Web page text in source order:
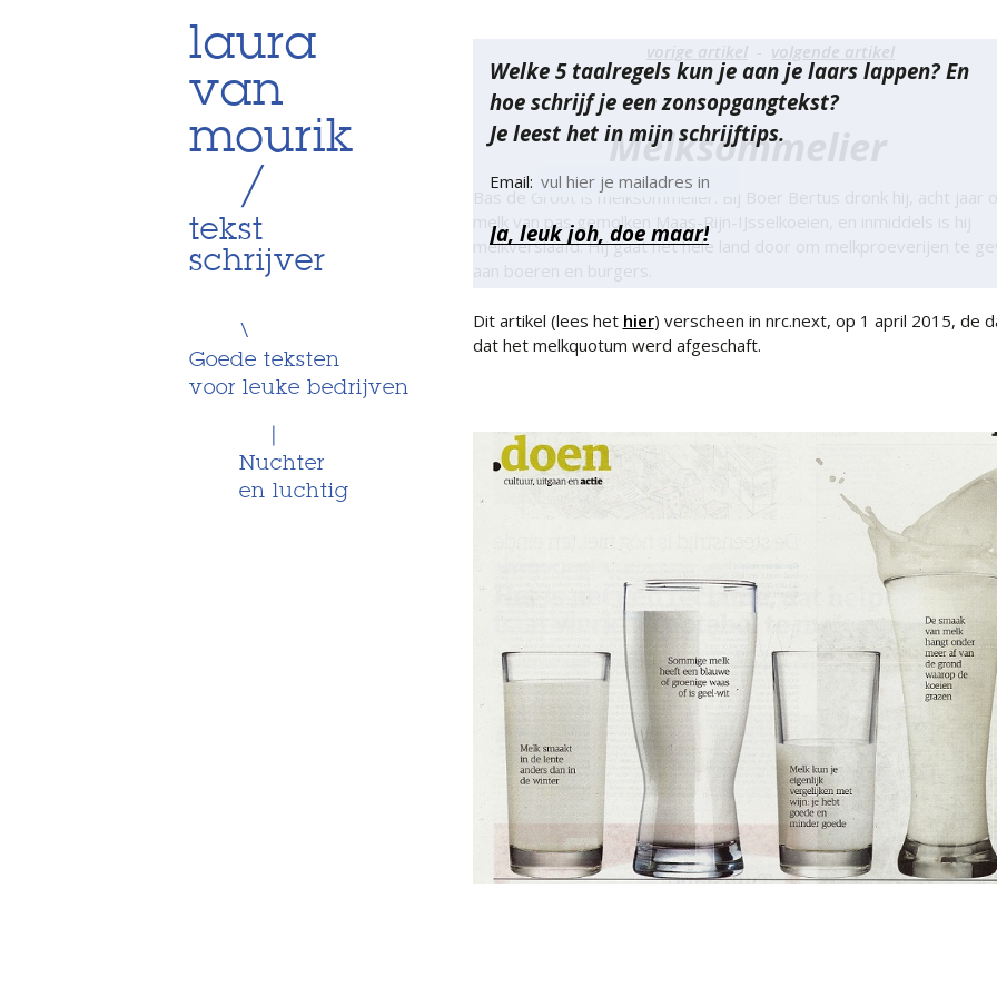
Skip
to
content
laura
van
mourik
/
tekst
schrijver
\
Goede teksten
voor leuke bedrijven
Nuchter
en luchtig
Welke 5 taalregels kun je aan je laars lappen? En
hoe schrijf je een zonsopgangtekst?
Je leest het in mijn schrijftips.
Email:
Bericht
navigatie
vorige artikel volgende artikel
Melksommelier
Bas de Groot is melksommelier. Bij Boer Bertus dronk hij, acht jaar
melk van pas gemolken Maas-Rijn-IJsselkoeien, en inmiddels is hij
melkverslaafd. Hij gaat het hele land door om melkproeverijen te
Dit artikel (lees het hier) verscheen in nrc.next, op 1 april 2015, de
dat het melkquotum werd afgeschaft.